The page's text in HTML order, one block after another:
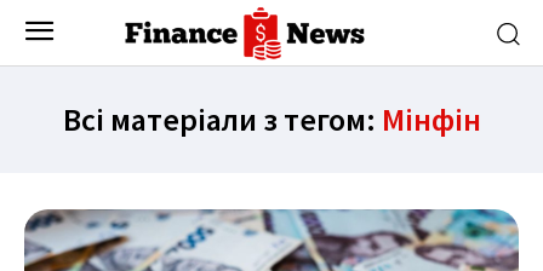
Всі матеріали з тегом: Мінфін